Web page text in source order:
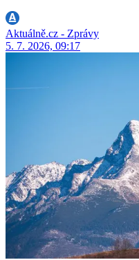
Aktuálně.cz - Zprávy
5. 7. 2026, 09:17